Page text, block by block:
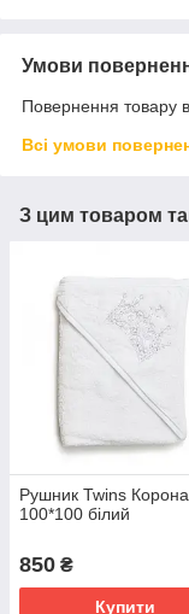
Умови
Повернення товару
Всі умови
З цим товаром
Рушник Twins Корона
100*100 білий
850 ₴
Купити